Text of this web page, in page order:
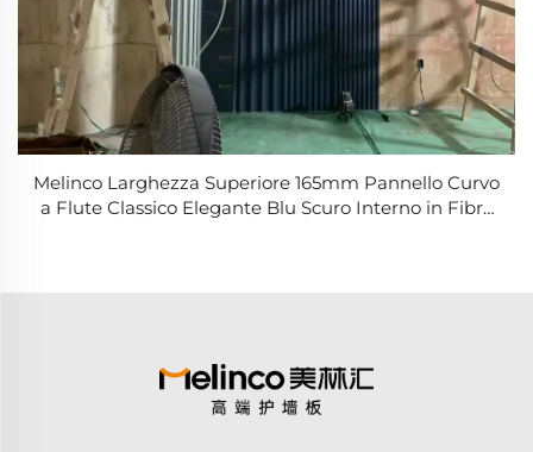
Melinco Larghezza Superiore 165mm Pannello Curvo
a Flute Classico Elegante Blu Scuro Interno in Fibra